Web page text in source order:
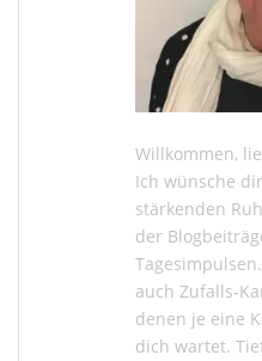
Willkommen,
Ich wünsche
stärkenden
der
Tagesimpulsen
auch Zufalls-
denen je eine
dich wartet.